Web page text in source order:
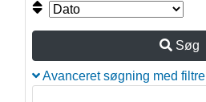
Søg
Avanceret søgning med filtre